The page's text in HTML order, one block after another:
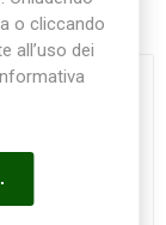
o cliccando
all’uso dei